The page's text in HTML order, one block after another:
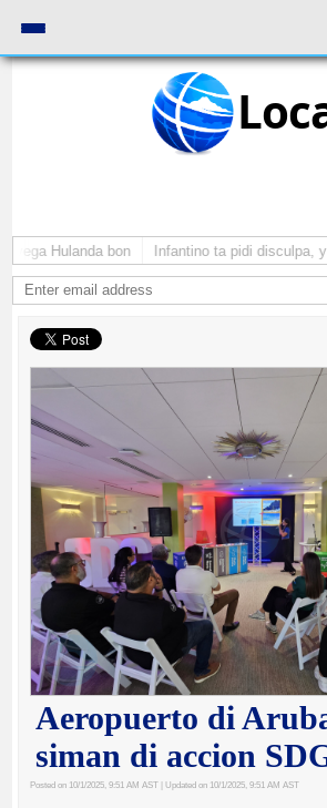
Hulanda bon Infantino ta pidi disculpa, y
Aeropuerto di
siman di accion
Posted on 10/1/2025, 9:51 AM AST | Updated on 10/1/2025, 9:51 AM AST